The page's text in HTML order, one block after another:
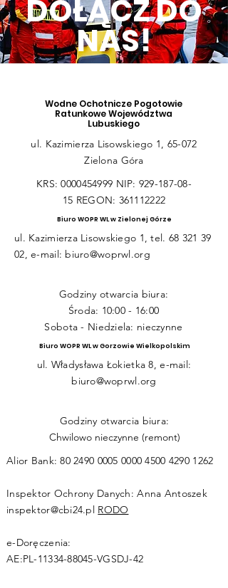
DOŁĄCZ DO
NAS!
Wodne Ochotnicze Pogotowie
Ratunkowe Województwa
Lubuskiego
ul. Kazimierza Lisowskiego 1, 65-072
Zielona Góra
KRS:0000454999 NIP: 929-187-08-
15 REGON: 361112222
Biuro WOPR WL w Zielonej Górze
ul. Kazimierza Lisowskiego 1, tel. 68 321 39
02, e-mail: biuro@woprwl.org
Godziny otwarcia biura:
Środa: 10:00 - 16:00
Sobota - Niedziela: nieczynne
Biuro WOPR WL w Gorzowie Wielkopolskim
ul. Władysława Łokietka 8, e-mail:
biuro@woprwl.org
Godziny otwarcia biura:
Chwilowo nieczynne (remont)
Alior Bank:80 2490 0005 0000 4500 4290 1262
Inspektor Ochrony Danych: Anna Antoszek
inspektor@cbi24.pl RODO
e-Doręczenia:
AE:PL-11334-88045-VGSDJ-42